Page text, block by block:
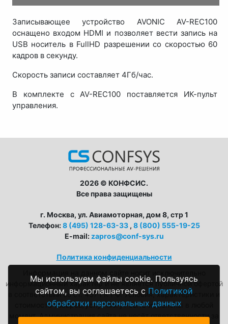
Записывающее устройство AVONIC AV-REC100
оснащено входом HDMI и позволяет вести запись на
USB носитель в FullHD разрешении со скоростью 60
кадров в секунду.
Скорость записи составляет 4Гб/час.
В комплекте с AV-REC100 поставляется ИК-пульт
управления.
2026 © КОНФСИС.
Все права защищены
г. Москва, ул. Авиамоторная, дом 8, стр 1
Телефон:8 (495) 128-63-33 , 8 (800) 555-19-25
E-mail: zapros@conf-sys.ru
Политика конфиденциальности
информационный характер и не является публичной офертой
в соответствии со ст. 437 ГК РФ. Условия, характеристики и
стоимость товаров/услуг могут быть изменены в любой
момент. Администрация сайта не несёт ответственности за
Мы используем файлы cookie. Пользуясь
сайтом, вы соглашаетесь с Политикой
обработки персональных данных